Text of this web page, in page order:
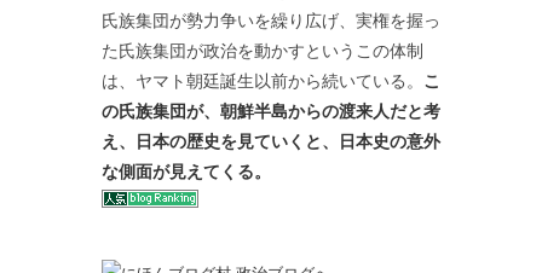
氏族集団が勢力争いを繰り広げ、実権を握っ
た氏族集団が政治を動かすというこの体制
は、ヤマト朝廷誕生以前から続いている。 こ
の氏族集団が、朝鮮半島からの渡来人だと考
え、日本の歴史を見ていくと、日本史の意外
な側面が見えてくる。